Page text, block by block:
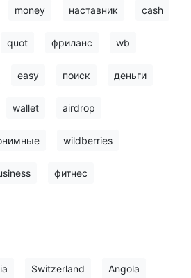
money наставник cash
quot фриланс wb
easy поиск деньги
wallet airdrop
wildberries
фитнес
Switzerland Angola